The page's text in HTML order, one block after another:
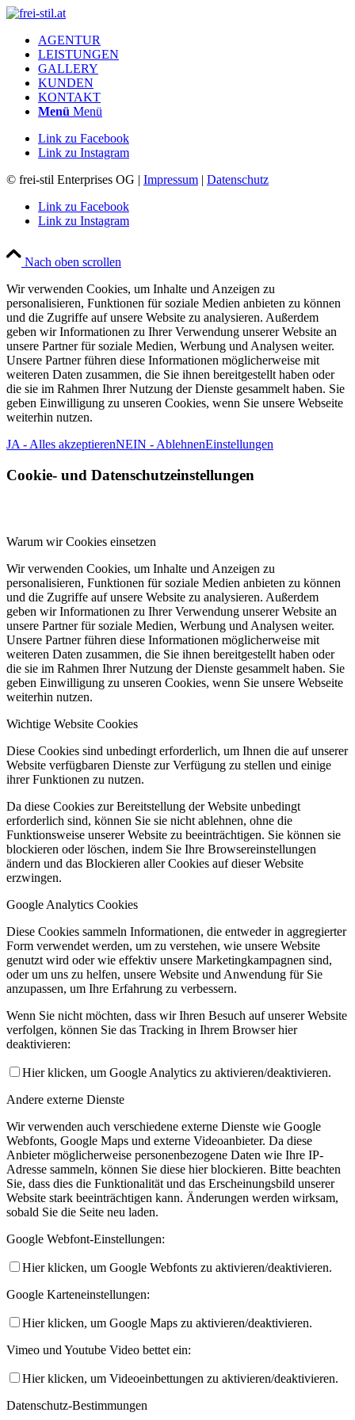
AGENTUR
LEISTUNGEN
GALLERY
KUNDEN
KONTAKT
Menü Menü
Link zu Facebook
Link zu Instagram
© frei-stil Enterprises OG | Impressum | Datenschutz
Link zu Facebook
Link zu Instagram
Nach oben scrollen
Wir verwenden Cookies, um Inhalte und Anzeigen zu
personalisieren, Funktionen für soziale Medien anbieten zu können
und die Zugriffe auf unsere Website zu analysieren. Außerdem
geben wir Informationen zu Ihrer Verwendung unserer Website an
unsere Partner für soziale Medien, Werbung und Analysen weiter.
Unsere Partner führen diese Informationen möglicherweise mit
weiteren Daten zusammen, die Sie ihnen bereitgestellt haben oder
die sie im Rahmen Ihrer Nutzung der Dienste gesammelt haben. Sie
geben Einwilligung zu unseren Cookies, wenn Sie unsere Webseite
weiterhin nutzen.
JA - Alles akzeptierenNEIN - AblehnenEinstellungen
Cookie- und Datenschutzeinstellungen
Warum wir Cookies einsetzen
Wir verwenden Cookies, um Inhalte und Anzeigen zu
personalisieren, Funktionen für soziale Medien anbieten zu können
und die Zugriffe auf unsere Website zu analysieren. Außerdem
geben wir Informationen zu Ihrer Verwendung unserer Website an
unsere Partner für soziale Medien, Werbung und Analysen weiter.
Unsere Partner führen diese Informationen möglicherweise mit
weiteren Daten zusammen, die Sie ihnen bereitgestellt haben oder
die sie im Rahmen Ihrer Nutzung der Dienste gesammelt haben. Sie
geben Einwilligung zu unseren Cookies, wenn Sie unsere Webseite
weiterhin nutzen.
Wichtige Website Cookies
Diese Cookies sind unbedingt erforderlich, um Ihnen die auf unserer
Website verfügbaren Dienste zur Verfügung zu stellen und einige
ihrer Funktionen zu nutzen.
Da diese Cookies zur Bereitstellung der Website unbedingt
erforderlich sind, können Sie sie nicht ablehnen, ohne die
Funktionsweise unserer Website zu beeinträchtigen. Sie können sie
blockieren oder löschen, indem Sie Ihre Browsereinstellungen
ändern und das Blockieren aller Cookies auf dieser Website
erzwingen.
Google Analytics Cookies
Diese Cookies sammeln Informationen, die entweder in aggregierter
Form verwendet werden, um zu verstehen, wie unsere Website
genutzt wird oder wie effektiv unsere Marketingkampagnen sind,
oder um uns zu helfen, unsere Website und Anwendung für Sie
anzupassen, um Ihre Erfahrung zu verbessern.
Wenn Sie nicht möchten, dass wir Ihren Besuch auf unserer Website
verfolgen, können Sie das Tracking in Ihrem Browser hier
deaktivieren:
Hier klicken, um Google Analytics zu aktivieren/deaktivieren.
Andere externe Dienste
Wir verwenden auch verschiedene externe Dienste wie Google
Webfonts, Google Maps und externe Videoanbieter. Da diese
Anbieter möglicherweise personenbezogene Daten wie Ihre IP-
Adresse sammeln, können Sie diese hier blockieren. Bitte beachten
Sie, dass dies die Funktionalität und das Erscheinungsbild unserer
Website stark beeinträchtigen kann. Änderungen werden wirksam,
sobald Sie die Seite neu laden.
Google Webfont-Einstellungen:
Hier klicken, um Google Webfonts zu aktivieren/deaktivieren.
Google Karteneinstellungen:
Hier klicken, um Google Maps zu aktivieren/deaktivieren.
Vimeo und Youtube Video bettet ein:
Hier klicken, um Videoeinbettungen zu aktivieren/deaktivieren.
Datenschutz-Bestimmungen